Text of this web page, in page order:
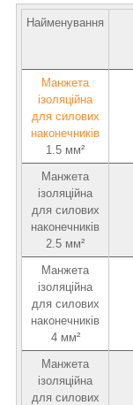
Найменування
Манжета
ізоляційна
для силових
наконечників
1.5 мм²
Манжета
ізоляційна
для силових
наконечників
2.5 мм²
Манжета
ізоляційна
для силових
наконечників
4 мм²
Манжета
ізоляційна
для силових